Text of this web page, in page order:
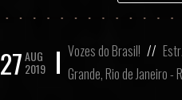
27AUG
2019
Vozes do Brasil! //
Grande, Rio de Janeiro